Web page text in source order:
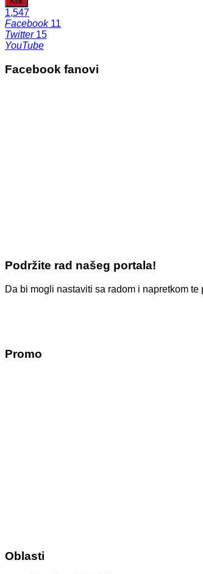
1,547
Facebook 11
Twitter 15
YouTube
Facebook fanovi
Podržite rad našeg portala!
Da bi mogli nastaviti sa radom i napretkom
Promo
Oblasti